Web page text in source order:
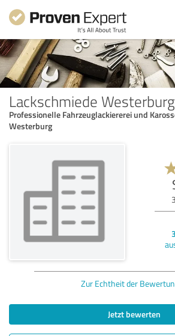
Lackschmiede Westerburg
Professionelle Fahrzeuglackiererei und
Westerburg
Zur Echtheit der
Jetzt bewerten